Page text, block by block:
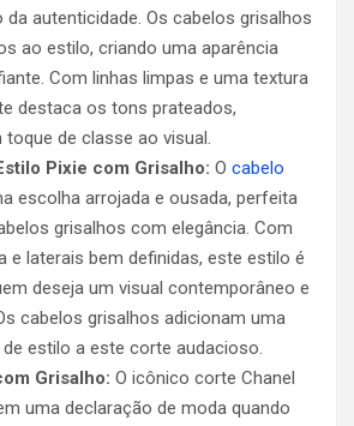
da autenticidade. Os cabelos grisalhos
ao estilo, criando uma aparência
Com linhas limpas e uma textura
destaca os tons prateados,
de classe ao visual.
Pixie com Grisalho: O cabelo
escolha arrojada e ousada, perfeita
grisalhos com elegância. Com
e laterais bem definidas, este estilo é
deseja um visual contemporâneo e
cabelos grisalhos adicionam uma
estilo a este corte audacioso.
Grisalho: O icônico corte Chanel
uma declaração de moda quando